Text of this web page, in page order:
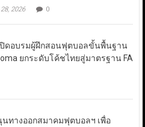
2026 0
ปิดอบรมผู้ฝึกสอนฟุตบอลขั้นพื้นฐาน
ยกระดับโค้ชไทยสู่มาตรฐาน FA
ทางออกสมาคมฟุตบอลฯ เพื่อ